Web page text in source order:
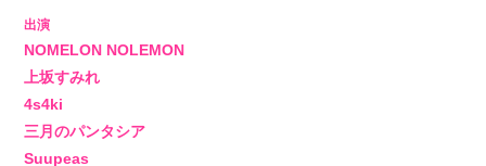
出演
NOMELON NOLEMON
上坂すみれ
4s4ki
三月のパンタシア
Suupeas